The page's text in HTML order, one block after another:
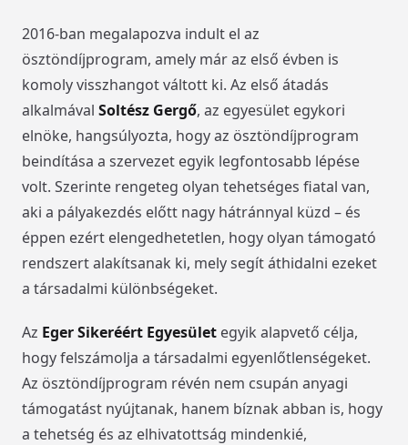
2016-ban megalapozva indult el az
ösztöndíjprogram, amely már az első évben is
komoly visszhangot váltott ki. Az első átadás
alkalmával Soltész Gergő, az egyesület egykori
elnöke, hangsúlyozta, hogy az ösztöndíjprogram
beindítása a szervezet egyik legfontosabb lépése
volt. Szerinte rengeteg olyan tehetséges fiatal van,
aki a pályakezdés előtt nagy hátránnyal küzd – és
éppen ezért elengedhetetlen, hogy olyan támogató
rendszert alakítsanak ki, mely segít áthidalni ezeket
a társadalmi különbségeket.
Az Eger Sikeréért Egyesület egyik alapvető célja,
hogy felszámolja a társadalmi egyenlőtlenségeket.
Az ösztöndíjprogram révén nem csupán anyagi
támogatást nyújtanak, hanem bíznak abban is, hogy
a tehetség és az elhivatottság mindenkié,